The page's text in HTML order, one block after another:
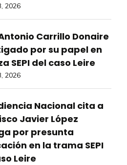
2026
Carrillo Donaire
por su papel en
SEPI del caso Leire
2026
Nacional cita a
Javier López
por presunta
en la trama SEPI
Leire